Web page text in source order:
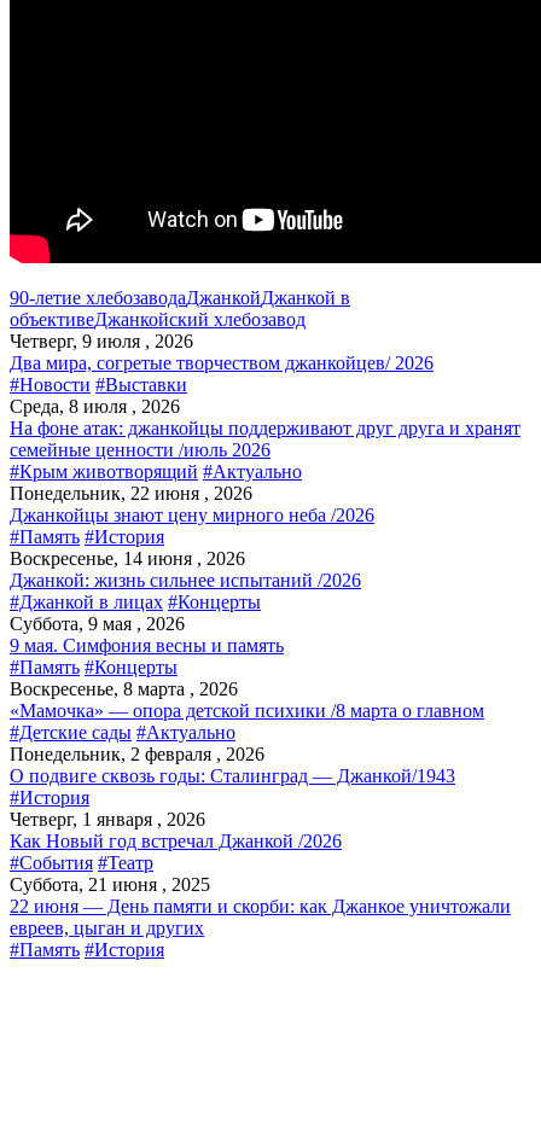
90-летие хлебозаводаДжанкойДжанкой в
объективеДжанкойский хлебозавод
Четверг, 9 июля , 2026
Два мира, согретые творчеством джанкойцев/ 2026
#Новости #Выставки
Среда, 8 июля , 2026
На фоне атак: джанкойцы поддерживают друг друга и хранят
семейные ценности /июль 2026
#Крым животворящий #Актуально
Понедельник, 22 июня , 2026
Джанкойцы знают цену мирного неба /2026
#Память #История
Воскресенье, 14 июня , 2026
Джанкой: жизнь сильнее испытаний /2026
#Джанкой в лицах #Концерты
Суббота, 9 мая , 2026
9 мая. Симфония весны и память
#Память #Концерты
Воскресенье, 8 марта , 2026
«Мамочка» — опора детской психики /8 марта о главном
#Детские сады #Актуально
Понедельник, 2 февраля , 2026
О подвиге сквозь годы: Сталинград — Джанкой/1943
#История
Четверг, 1 января , 2026
Как Новый год встречал Джанкой /2026
#События #Театр
Суббота, 21 июня , 2025
22 июня — День памяти и скорби: как Джанкое уничтожали
евреев, цыган и других
#Память #История